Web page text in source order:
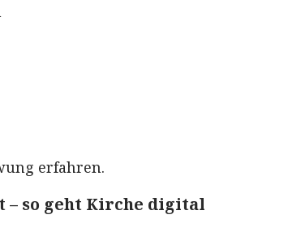
erfahren.
– so geht Kirche digital